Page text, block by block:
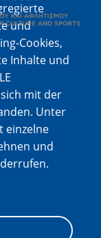
und
Cookies,
Inhalte und
sich mit der
Unter
einzelne
und